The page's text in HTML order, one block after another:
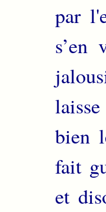
par
s’en
bien
fait
et